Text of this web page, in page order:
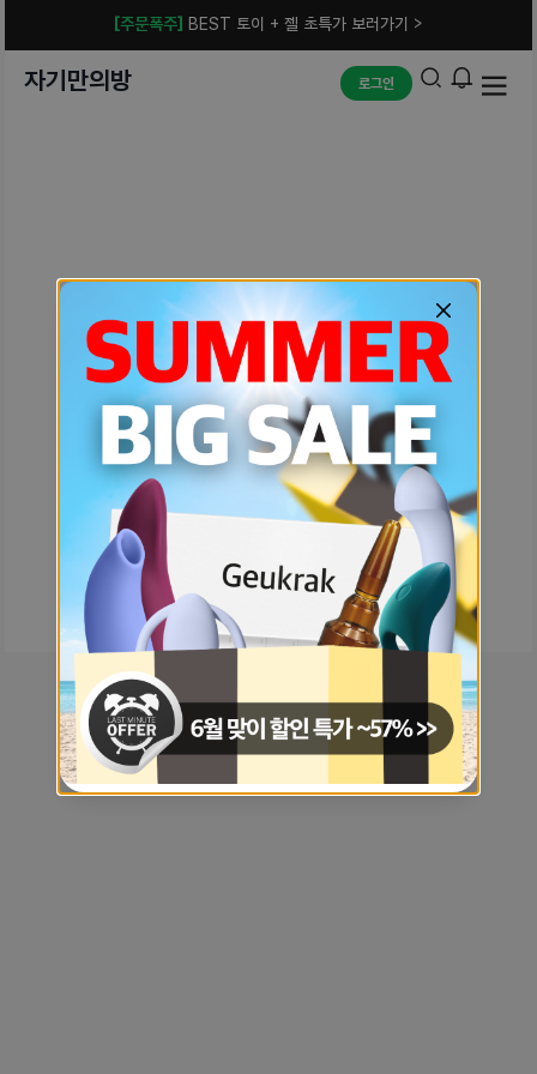
[주문폭주] BEST 토이 + 젤 초특가 보러가기 >
자기만의방 로그인
예상치 못한 에러입니다.